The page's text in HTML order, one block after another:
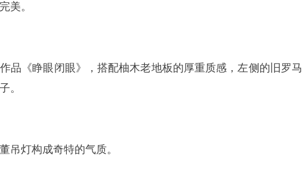
美。
品《睁眼闭眼》，搭配柚木老地板的厚重质感，左侧的旧罗马
。
吊灯构成奇特的气质。